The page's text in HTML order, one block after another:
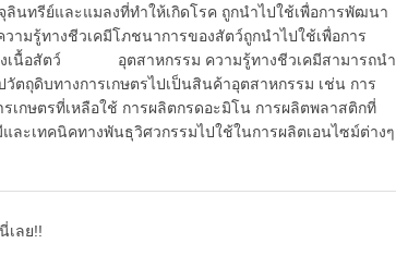
ลินทรีย์และแมลงที่ทำให้เกิดโรค ถูกนำไปใช้เพื่อการพัฒนา
มรู้ทางชีวเคมีโภชนาการของสัตว์ถูกนำไปใช้เพื่อการ
งเนื้อสัตว์ อุตสาหกรรม ความรู้ทางชีวเคมีสามารถนำ
ตถุดิบทางการเกษตรไปเป็นสินค้าอุตสาหกรรม เช่น การ
เกษตรที่เหลือใช้ การผลิตกรดอะมิโน การผลิตพลาสติกที่
ละเทคนิคทางพันธุวิศวกรรมไปใช้ในการผลิตเอนไซม์ต่างๆ
เลย!!